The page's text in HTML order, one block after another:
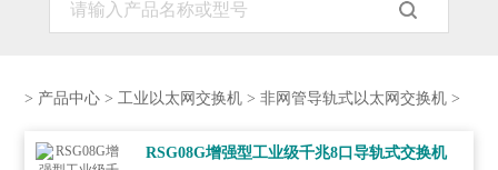
> 产品中心 >工业以太网交换机 >非网管导轨式以太网交换机 >
RSG08G增强型工业级千兆8口导轨式交换机